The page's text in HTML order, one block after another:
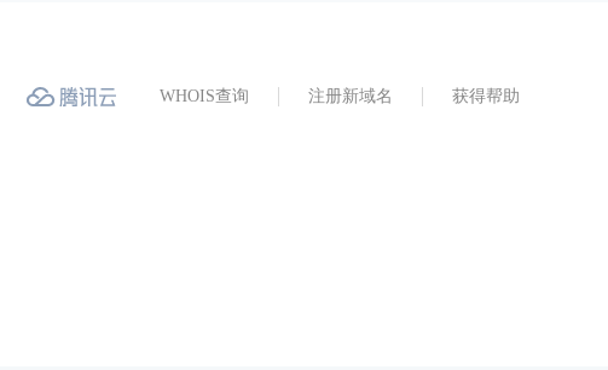
WHOIS查询 注册新域名 获得帮助